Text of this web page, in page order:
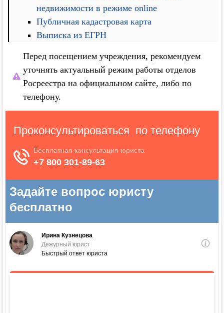
недвижимости в режиме online
Публичная кадастровая карта
Выписка из ЕГРН
Перед посещением учреждения, рекомендуем
уточнять актуальный режим работы отделов
Росреестра на официальном сайте, либо по
телефону.